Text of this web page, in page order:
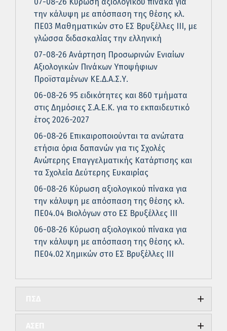
07-08-26 Κύρωση αξιολογικού πίνακα για
την κάλυψη με απόσπαση της θέσης κλ.
ΠΕ03 Μαθηματικών στο ΕΣ Βρυξέλλες ΙΙΙ, με
γλώσσα διδασκαλίας την ελληνική
07-08-26 Ανάρτηση Προσωρινών Ενιαίων
Αξιολογικών Πινάκων Υποψήφιων
Προϊσταμένων ΚΕ.Δ.Α.Σ.Υ.
06-08-26 95 ειδικότητες και 860 τμήματα
στις Δημόσιες Σ.Α.Ε.Κ. για το εκπαιδευτικό
έτος 2026-2027
06-08-26 Επικαιροποιούνται τα ανώτατα
ετήσια όρια δαπανών για τις Σχολές
Ανώτερης Επαγγελματικής Κατάρτισης και
τα Σχολεία Δεύτερης Ευκαιρίας
06-08-26 Κύρωση αξιολογικού πίνακα για
την κάλυψη με απόσπαση της θέσης κλ.
ΠΕ04.04 Βιολόγων στο ΕΣ Βρυξέλλες ΙΙΙ
06-08-26 Κύρωση αξιολογικού πίνακα για
την κάλυψη με απόσπαση της θέσης κλ.
ΠΕ04.02 Χημικών στο ΕΣ Βρυξέλλες ΙΙΙ